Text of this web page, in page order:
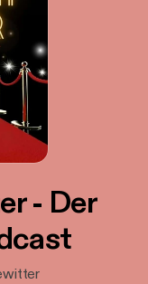
- Der